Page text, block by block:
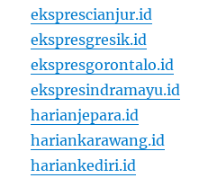
eksprescianjur.id
ekspresgresik.id
ekspresgorontalo.id
ekspresindramayu.id
harianjepara.id
hariankarawang.id
hariankediri.id